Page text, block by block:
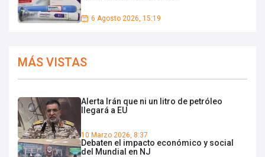
6 Agosto 2026, 15:19
MÁS VISTAS
Alerta Irán que ni un litro de petróleo
llegará a EU
10 Marzo 2026, 8:37
Debaten el impacto económico y social
del Mundial en NJ